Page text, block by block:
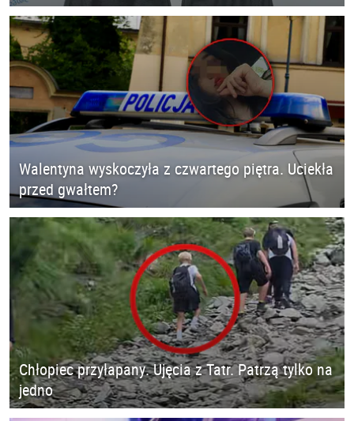
Walentyna wyskoczyła z czwartego piętra. Uciekła
przed gwałtem?
Chłopiec przyłapany. Ujęcia z Tatr. Patrzą tylko na
jedno